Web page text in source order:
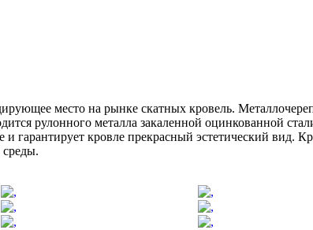
место на рынке скатных кровель.
рулонного металла закаленной оцинкованной
кровле прекрасный эстетический вид.